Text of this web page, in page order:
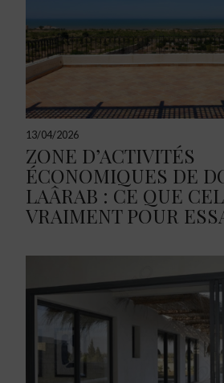
13/04/2026
ZONE D’ACTIVITÉS
ÉCONOMIQUES DE
LAÂRAB : CE QUE
VRAIMENT POUR